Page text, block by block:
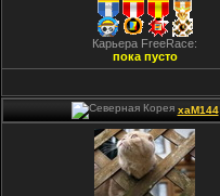
Карьера FreeRace:
пока пусто
xaM144